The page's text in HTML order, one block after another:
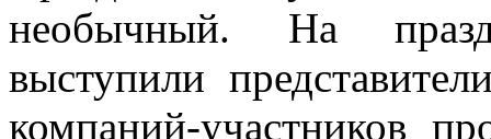
необычный. На
выступили
компаний-участников